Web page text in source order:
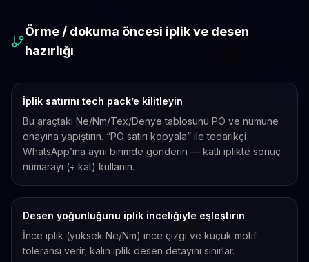
Örme / dokuma öncesi iplik ve desen
hazırlığı
İplik satırını tech pack’e kilitleyin
Bu araçtaki Ne/Nm/Tex/Denye tablosunu PO ve numune
onayına yapıştırın. “PO satırı kopyala” ile tedarikçi
WhatsApp’ına aynı birimde gönderin — katlı iplikte sonuç
numarayı (÷ kat) kullanın.
Desen yoğunluğunu iplik inceliğiyle eşleştirin
İnce iplik (yüksek Ne/Nm) ince çizgi ve küçük motif
toleransı verir; kalın iplik desen detayını sınırlar.